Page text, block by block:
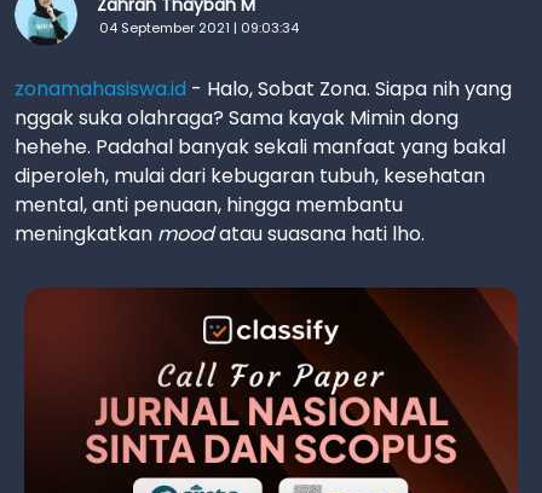
04 September 2021 | 09:03:34
zonamahasiswa.id - Halo, Sobat Zona. Siapa nih yang
nggak suka olahraga? Sama kayak Mimin dong
hehehe. Padahal banyak sekali manfaat yang bakal
diperoleh, mulai dari kebugaran tubuh, kesehatan
mental, anti penuaan, hingga membantu
meningkatkan moodatau suasana hati lho.